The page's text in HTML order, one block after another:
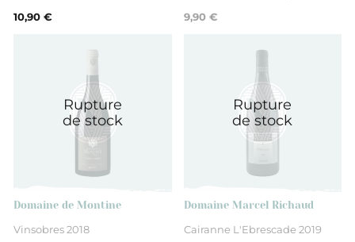
10,90 €
9,90 €
Rupture
de stock
Domaine de Montine
Vinsobres 2018
Rupture
de stock
Domaine Marcel Richaud
Cairanne L'Ebrescade 2019